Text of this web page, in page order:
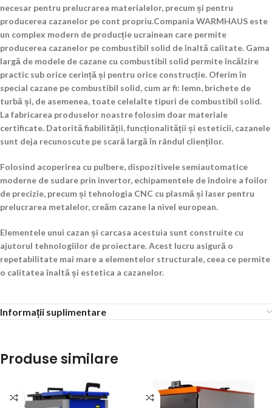
necesar pentru prelucrarea materialelor, precum și pentru
producerea cazanelor pe cont propriu.Compania WARMHAUS este
un complex modern de producție ucrainean care permite
producerea cazanelor pe combustibil solid de înaltă calitate. Gama
largă de modele de cazane cu combustibil solid permite încălzire
practic sub orice cerință și pentru orice construcție. Oferim în
special cazane pe combustibil solid, cum ar fi: lemn, brichete de
turbă și, de asemenea, toate celelalte tipuri de combustibil solid.
La fabricarea produselor noastre folosim doar materiale
certificate. Datorită fiabilității, funcționalității și esteticii, cazanele
sunt deja recunoscute pe scară largă în rândul clienților.
Folosind acoperirea cu pulbere, dispozitivele semiautomatice
moderne de sudare prin invertor, echipamentele de îndoire a foilor
de precizie, precum și tehnologia CNC cu plasmă și laser pentru
prelucrarea metalelor, creăm cazane la nivel european.
Elementele unui cazan și carcasa acestuia sunt construite cu
ajutorul tehnologiilor de proiectare. Acest lucru asigură o
repetabilitate mai mare a elementelor structurale, ceea ce permite
o calitatea înaltă și estetica a cazanelor.
Informații suplimentare
Produse similare